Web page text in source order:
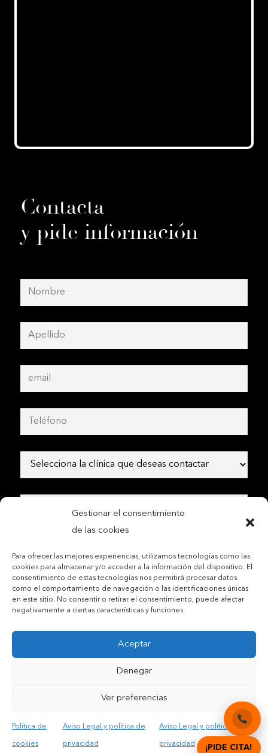
Gestionar el consentimiento
de las cookies
Para ofrecer las mejores experiencias, utilizamos tecnologías como las
cookies para almacenar y/o acceder a la información del dispositivo. El
consentimiento de estas tecnologías nos permitirá procesar datos
como el comportamiento de navegación o las identificaciones únicas
en este sitio. No consentir o retirar el consentimiento, puede afectar
negativamente a ciertas características y funciones.
Aceptar
Denegar
Ver preferencias
Política de
cookies
Aviso Legal y política de
privacidad
Aviso Legal y política de
privacidad
Contacta
y pide información
Contactar por teléfono móvil
Contactar por mail
© Copyright 2012 – 2025 | All Rights Reserved | Aviso
¡PIDE CITA!